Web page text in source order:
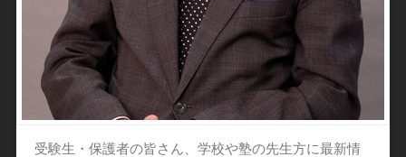
受験生・保護者の皆さん、学校や塾の先生方に最新情